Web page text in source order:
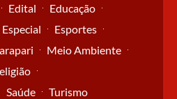
Edital
Educação
Especial
Esportes
Meio Ambiente
Saúde Turismo